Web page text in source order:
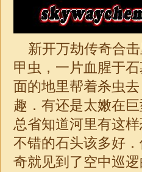
新开万劫传奇合击
甲虫，一片血腥于
面的地里帮着杀虫
趣．有还是太嫩在
总省知道河里有这
不错的石头该多好
奇就见到了空中巡逻